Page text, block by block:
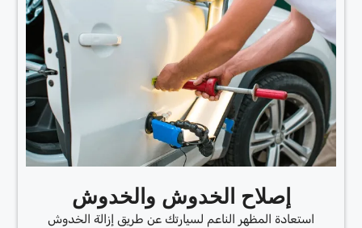
إصلاح الخدوش والخدوش
استعادة المظهر الناعم لسيارتك عن طريق إزالة الخدوش